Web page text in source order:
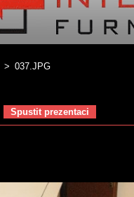
> 037.JPG
Spustit prezentaci